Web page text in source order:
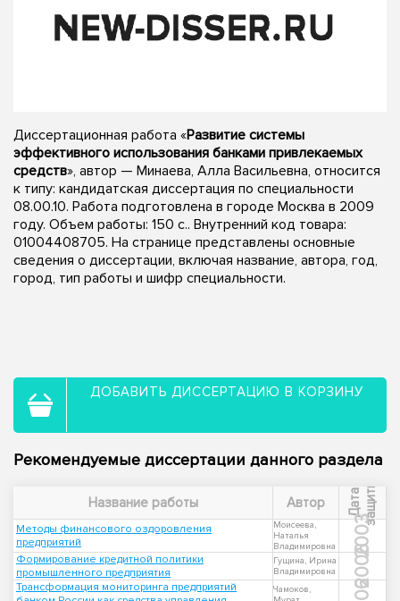
Диссертационная работа «Развитие системы
эффективного использования банками привлекаемых
средств», автор — Минаева, Алла Васильевна, относится
к типу: кандидатская диссертация по специальности
08.00.10. Работа подготовлена в городе Москва в 2009
году. Объем работы: 150 с.. Внутренний код товара:
01004408705. На странице представлены основные
сведения о диссертации, включая название, автора, год,
город, тип работы и шифр специальности.
ДОБАВИТЬ ДИССЕРТАЦИЮ В КОРЗИНУ
Рекомендуемые диссертации данного раздела
Название работы Автор Д
а
т
а
з
а
щ
и
ты
Методы финансового оздоровления
предприятий
Моисеева,
Наталья
Владимировна
2003
Формирование кредитной политики
промышленного предприятия
Гущина, Ирина
Владимировна
2006
Трансформация мониторинга предприятий
Чамоков,